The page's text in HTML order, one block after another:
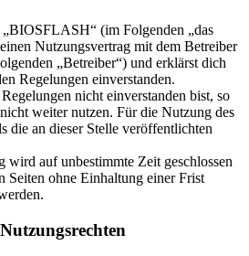
(im Folgenden „das
Nutzungsvertrag mit dem Betreiber
„Betreiber“) und erklärst dich
Regelungen einverstanden.
nicht einverstanden bist, so
weiter nutzen. Für die Nutzung des
die an dieser Stelle veröffentlichten
wird auf unbestimmte Zeit geschlossen
Seiten ohne Einhaltung einer Frist